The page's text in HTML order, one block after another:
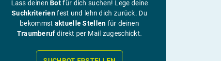
Lass deinenBotfür dich suchen! Lege deine
Suchkriterienfest und lehn dich zurück. Du
bekommst aktuelle Stellen für deinen
Traumberuf direkt per Mail zugeschickt.